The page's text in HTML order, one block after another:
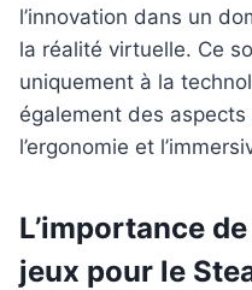
l’innovation dans un
la réalité virtuelle. Ce
uniquement à la
également des
l’ergonomie et
L’importance
jeux pour le